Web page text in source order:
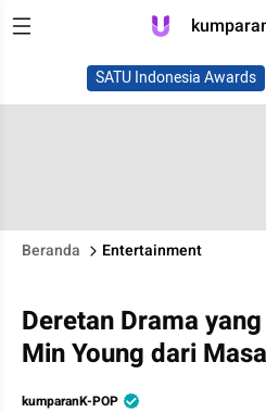
SATU Indonesia Awards
Beranda Entertainment
Deretan Drama
Min Young dari
kumparanK-POP